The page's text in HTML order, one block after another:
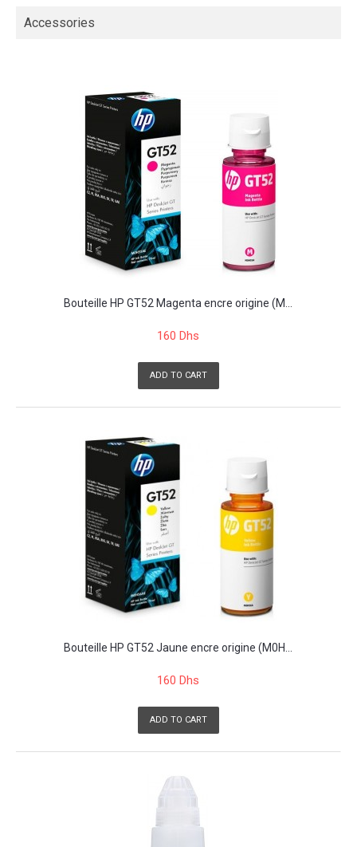
Accessories
Bouteille HP GT52 Magenta encre origine (M...
160 Dhs
ADD TO CART
Bouteille HP GT52 Jaune encre origine (M0H...
160 Dhs
ADD TO CART